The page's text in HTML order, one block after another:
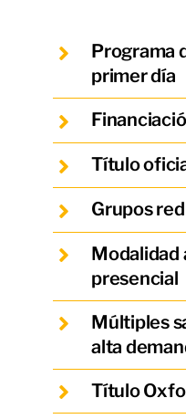
Programa
primer día
Título
Grupos
Modalidad
presencial
Múltiples
alta
Título